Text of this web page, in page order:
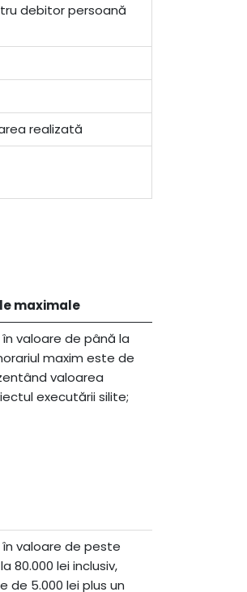
debitor persoană
realizată
maximale
valoare de până la
maxim este de
valoarea
executării silite;
valoare de peste
80.000 lei inclusiv,
de 5.000 lei plus un